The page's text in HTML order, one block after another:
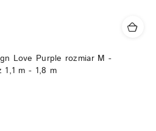
Love Purple rozmiar M -
1,1 m - 1,8 m